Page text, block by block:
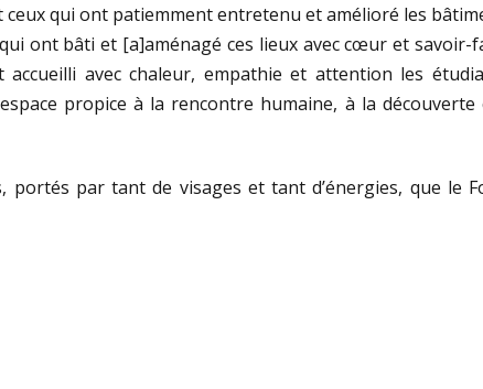
qui ont patiemment entretenu et amélioré les
ont bâti et [a]aménagé ces lieux avec cœur et savoir-
avec chaleur, empathie et attention les
propice à la rencontre humaine, à la découverte
portés par tant de visages et tant d’énergies, que le